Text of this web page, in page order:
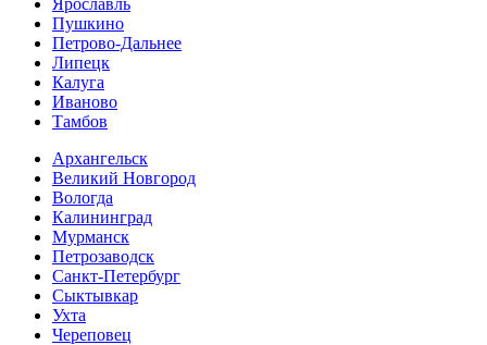
Пушкино
Петрово-Дальнее
Липецк
Калуга
Иваново
Тамбов
Архангельск
Великий Новгород
Вологда
Калининград
Мурманск
Петрозаводск
Санкт-Петербург
Сыктывкар
Ухта
Череповец